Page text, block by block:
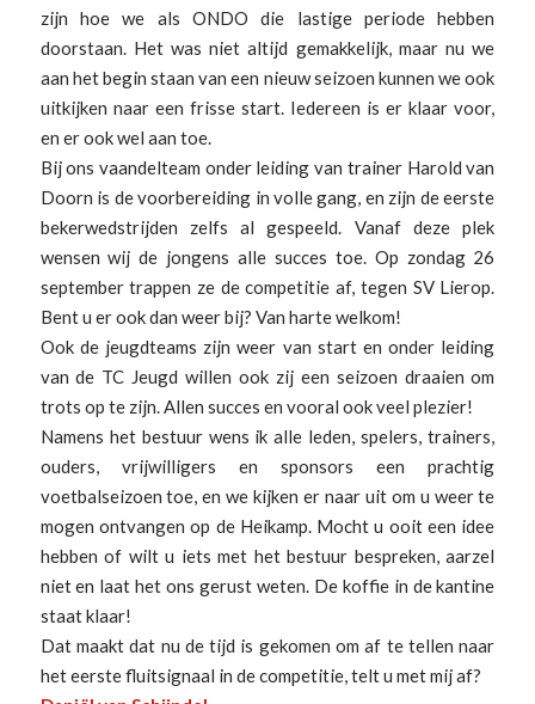
zijn hoe we als ONDO die lastige periode hebben
doorstaan. Het was niet altijd gemakkelijk, maar nu we
aan het begin staan van een nieuw seizoen kunnen we ook
uitkijken naar een frisse start. Iedereen is er klaar voor,
en er ook wel aan toe.
Bij ons vaandelteam onder leiding van trainer Harold van
Doorn is de voorbereiding in volle gang, en zijn de eerste
bekerwedstrijden zelfs al gespeeld. Vanaf deze plek
wensen wij de jongens alle succes toe. Op zondag 26
september trappen ze de competitie af, tegen SV Lierop.
Bent u er ook dan weer bij? Van harte welkom!
Ook de jeugdteams zijn weer van start en onder leiding
van de TC Jeugd willen ook zij een seizoen draaien om
trots op te zijn. Allen succes en vooral ook veel plezier!
Namens het bestuur wens ik alle leden, spelers, trainers,
ouders, vrijwilligers en sponsors een prachtig
voetbalseizoen toe, en we kijken er naar uit om u weer te
mogen ontvangen op de Heikamp. Mocht u ooit een idee
hebben of wilt u iets met het bestuur bespreken, aarzel
niet en laat het ons gerust weten. De koffie in de kantine
staat klaar!
Dat maakt dat nu de tijd is gekomen om af te tellen naar
het eerste fluitsignaal in de competitie, telt u met mij af?